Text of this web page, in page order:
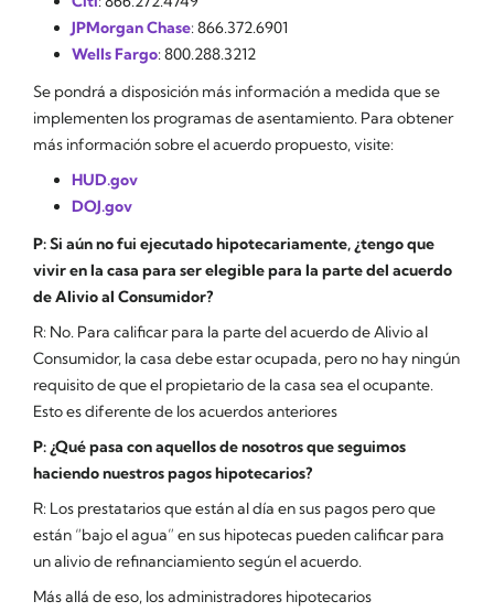
JPMorgan Chase: 866.372.6901
Wells Fargo: 800.288.3212
Se pondrá a disposición más información a medida que se
implementen los programas de asentamiento. Para obtener
más información sobre el acuerdo propuesto, visite:
HUD.gov
DOJ.gov
P: Si aún no fui ejecutado hipotecariamente, ¿tengo que
vivir en la casa para ser elegible para la parte del acuerdo
de Alivio al Consumidor?
R: No. Para calificar para la parte del acuerdo de Alivio al
Consumidor, la casa debe estar ocupada, pero no hay ningún
requisito de que el propietario de la casa sea el ocupante.
Esto es diferente de los acuerdos anteriores
P: ¿Qué pasa con aquellos de nosotros que seguimos
haciendo nuestros pagos hipotecarios?
R: Los prestatarios que están al día en sus pagos pero que
están “bajo el agua” en sus hipotecas pueden calificar para
un alivio de refinanciamiento según el acuerdo.
Más allá de eso, los administradores hipotecarios